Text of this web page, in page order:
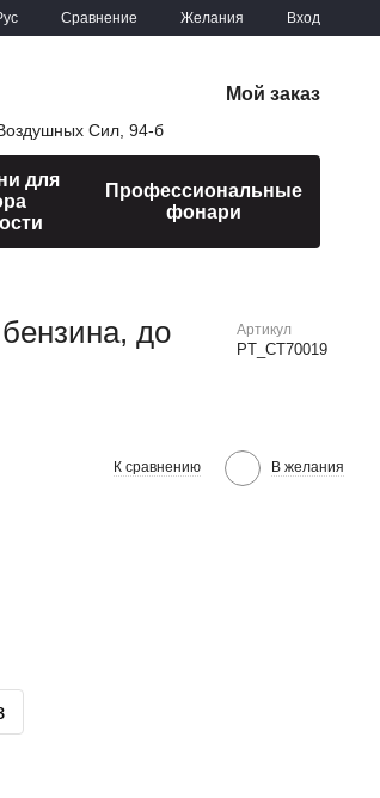
Сравнение Желания Вход
Сил, 94-б
Мой заказ
для
Профессиональные
фонари
до
Артикул
PT_CT70019
К сравнению В желания